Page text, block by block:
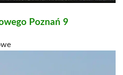
Poznań 9